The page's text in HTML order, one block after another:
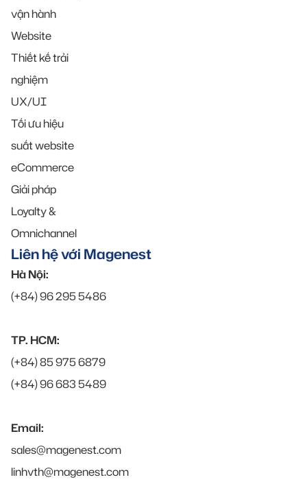
vận hành
Website
Thiết kế trải
nghiệm
UX/UI
Tối ưu hiệu
suất website
eCommerce
Giải pháp
Loyalty &
Omnichannel
Liên hệ với Magenest
Hà Nội:
(+84) 96 295 5486
TP. HCM:
(+84) 85 975 6879
(+84) 96 683 5489
Email:
sales@magenest.com
linhvth@magenest.com